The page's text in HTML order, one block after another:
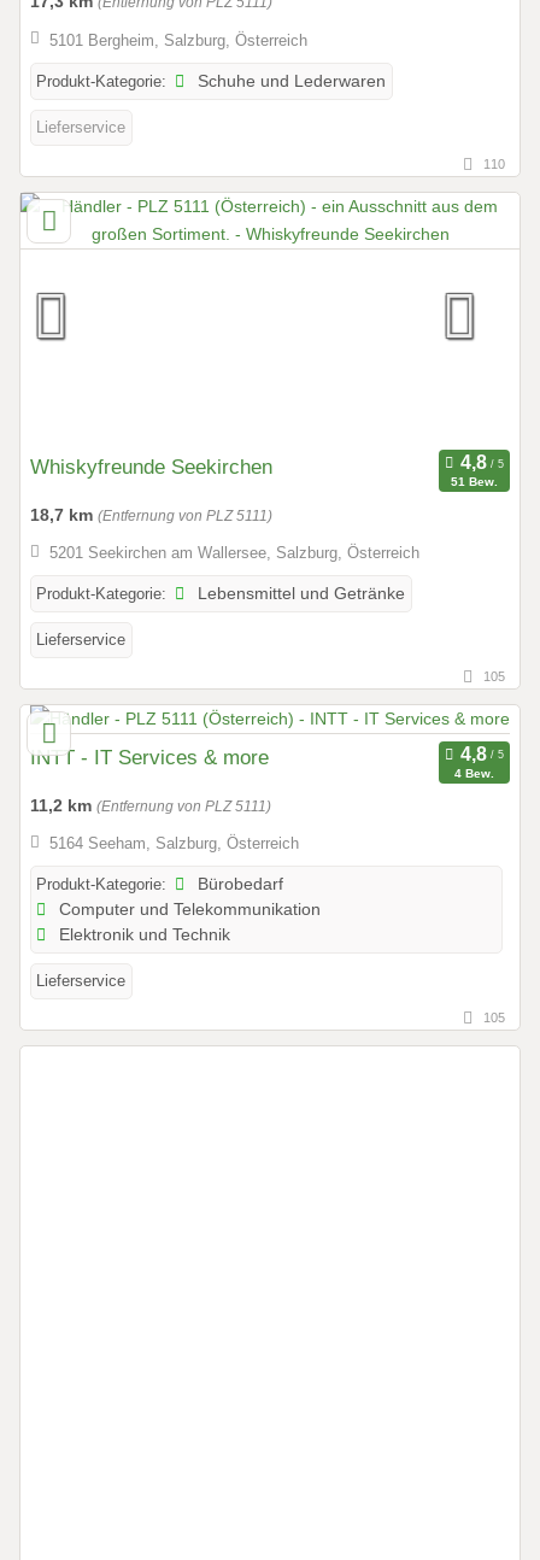
5101 Bergheim, Salzburg, Österreich
Produkt-Kategorie: Schuhe und Lederwaren
Lieferservice
110
Whiskyfreunde Seekirchen
51 Bew.
18,7 km (Entfernung von PLZ 5111)
5201 Seekirchen am Wallersee, Salzburg, Österreich
Produkt-Kategorie: Lebensmittel und Getränke
Lieferservice
105
INTT - IT Services & more
4 Bew.
11,2 km (Entfernung von PLZ 5111)
5164 Seeham, Salzburg, Österreich
Produkt-Kategorie:
Bürobedarf
Computer und Telekommunikation
Elektronik und Technik
Lieferservice
105